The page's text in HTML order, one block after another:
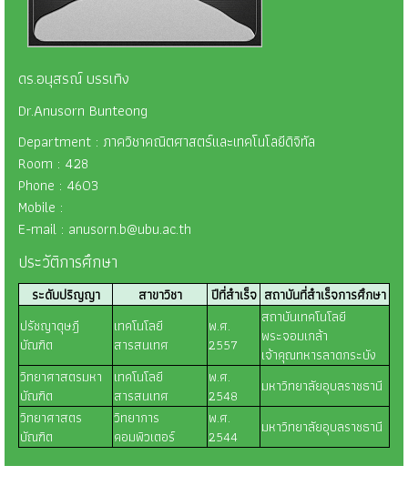
ดร.อนุสรณ์ บรรเทิง
Dr.Anusorn Bunteong
Department : ภาควิชาคณิตศาสตร์และเทคโนโลยีดิจิทัล
Room : 428
Phone : 4603
Mobile :
E-mail : anusorn.b@ubu.ac.th
ประวัติการศึกษา
ระดับปริญญา สาขาวิชา ปีที่สำเร็จ สถาบันที่สำเร็จการศึกษา
ปรัชญาดุษฎี
บัณฑิต
เทคโนโลยี
สารสนเทศ
พ.ศ.
2557
สถาบันเทคโนโลยี
พระจอมเกล้า
เจ้าคุณทหารลาดกระบัง
วิทยาศาสตรมหา
บัณฑิต
เทคโนโลยี
สารสนเทศ
พ.ศ.
2548
มหาวิทยาลัยอุบลราชธานี
วิทยาศาสตร
บัณฑิต
วิทยาการ
คอมพิวเตอร์
พ.ศ.
2544
มหาวิทยาลัยอุบลราชธานี